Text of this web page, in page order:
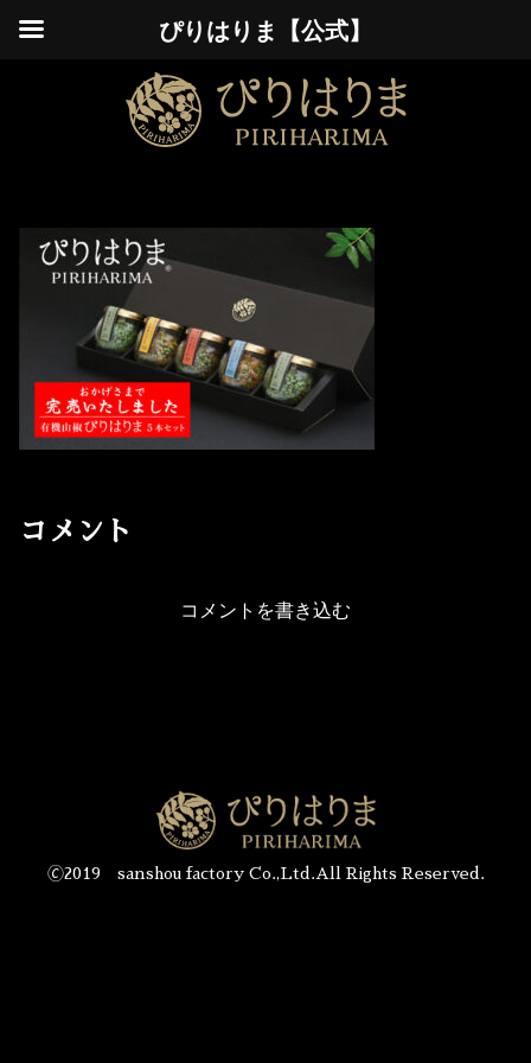
コメント
コメントを書き込む
🄫2019 sanshou factory Co.,Ltd.All Rights Reserved.
ぴりはりま【公式】